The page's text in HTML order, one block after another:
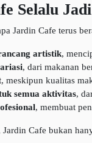
Selalu
Jardin Cafe terus
artistik,
, dari makanan
, meskipun kualitas
semua aktivitas,
, membuat
Cafe bukan